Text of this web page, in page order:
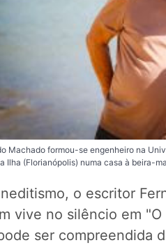
Machado formou-se engenheiro na
Ilha (Florianópolis) numa casa à beira-
o escritor
vive no silêncio em
ser compreendida